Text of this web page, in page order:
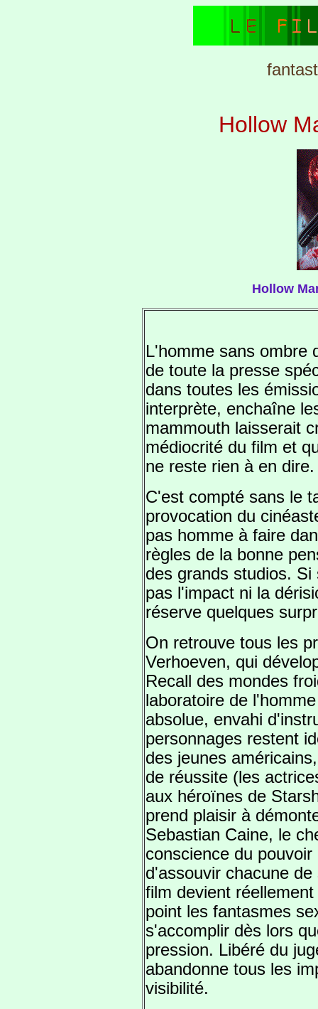
Hollow
Hollow
L'homme sans ombre
de toute la presse
dans toutes les
interprète, enchaîne
mammouth laisserait
médiocrité du film et
ne reste rien à en dire.
C'est compté sans le
provocation du
pas homme à faire
règles de la bonne
des grands studios.
pas l'impact ni la
réserve quelques
On retrouve tous les
Verhoeven, qui
Recall des mondes
laboratoire de
absolue, envahi
personnages restent
des jeunes
de réussite (les
aux héroïnes de
prend plaisir à
Sebastian Caine, le
conscience du
d'assouvir chacune
film devient
point les fantasmes
s'accomplir dès lors
pression. Libéré du
abandonne tous les
visibilité.